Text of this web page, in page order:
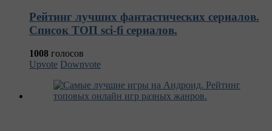
Рейтинг лучших фантастических сериалов.
Список ТОП sci-fi сериалов.
1008 голосов
Upvote Downvote